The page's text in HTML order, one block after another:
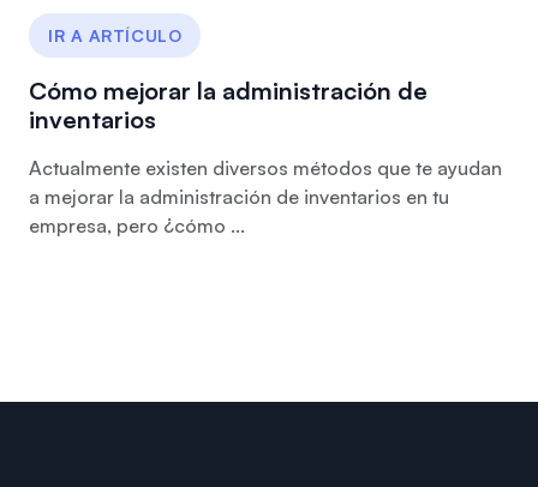
IR A ARTÍCULO
Cómo mejorar la administración de
inventarios
Actualmente existen diversos métodos que te ayudan
a mejorar la administración de inventarios en tu
empresa, pero ¿cómo ...